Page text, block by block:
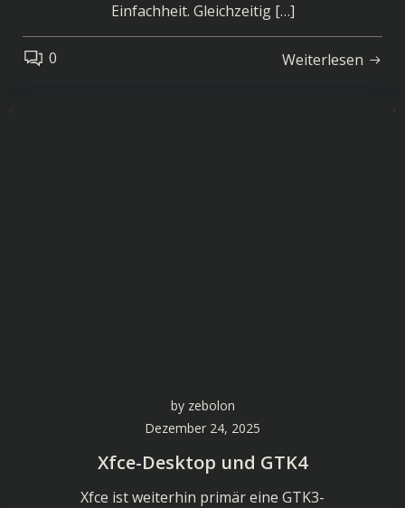
Einfachheit. Gleichzeitig […]
0 Weiterlesen
by zebolon
Dezember 24, 2025
Xfce-Desktop und GTK4
Xfce ist weiterhin primär eine GTK3-